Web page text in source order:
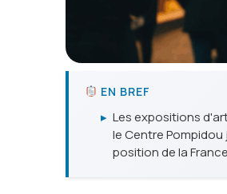
EN BREF
▸ Les expositions
le Centre
position de la